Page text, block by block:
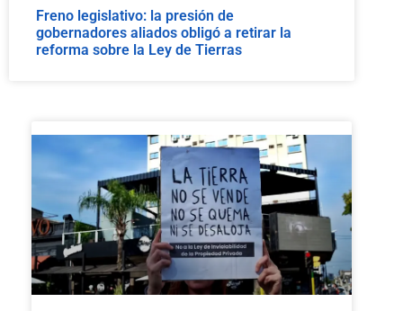
Freno legislativo: la presión de
gobernadores aliados obligó a retirar la
reforma sobre la Ley de Tierras